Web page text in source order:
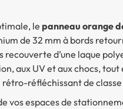
le panneau orange
de 32 mm à bords
recouverte d’une laque
aux UV et aux chocs,
rétro-réfléchissant de classe
vos espaces de